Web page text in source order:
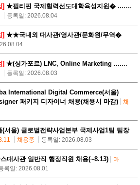
] ★필리핀 국제협력선도대학육성지원� .......
등록일: 2026.08.04
] ★★국내외 대사관/영사관/문화원/무역�
] ★(싱가포르) LNC, Online Marketing .......
등록일: 2026.08.03
International Digital Commerce(서울)
패키지 디자이너 채용(채용시 마감)
채
(서울) 글로벌전략사업본부 국제사업1팀 팀장
채용중 등록일: 2026.08.03
대사관 일반직 행정직원 채용(~8.13)
마
록일: 2026.08.01